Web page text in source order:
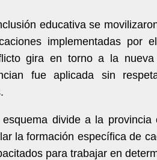
educativa se
implementadas por
gira en torno a la nueva
fue aplicada sin
divide a la provincia
la formación específica de
para trabajar en